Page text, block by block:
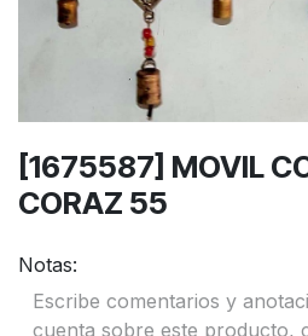
[1675587] MOVIL
CORAZ 55
Notas: